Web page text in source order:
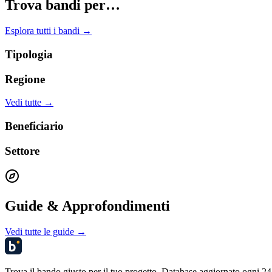
Trova bandi per…
Esplora tutti i bandi →
Tipologia
Regione
Vedi tutte →
Beneficiario
Settore
Guide & Approfondimenti
Vedi tutte le guide →